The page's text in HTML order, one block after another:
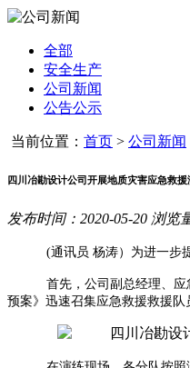
全部
安全生产
公司新闻
公告公示
当前位置： 首页 > 公司新闻
四川冶勘设计公司开展地质灾害应急救援
发布时间：2020-05-20 浏览
(通讯员 杨涛）为进一步
首先，公司副总经理、应
预案》迅速召集应急救援救援队